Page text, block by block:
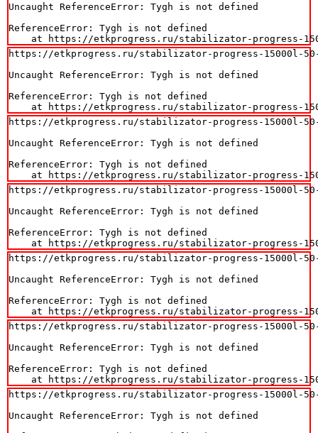
Uncaught ReferenceError: Tygh is not defined
ReferenceError: Tygh is not defined
at https://etkprogress.ru/stabilizator-progress-
https://etkprogress.ru/stabilizator-progress-15000l-50-
Uncaught ReferenceError: Tygh is not defined
ReferenceError: Tygh is not defined
at https://etkprogress.ru/stabilizator-progress-
https://etkprogress.ru/stabilizator-progress-15000l-50-
Uncaught ReferenceError: Tygh is not defined
ReferenceError: Tygh is not defined
at https://etkprogress.ru/stabilizator-progress-
https://etkprogress.ru/stabilizator-progress-15000l-50-
Uncaught ReferenceError: Tygh is not defined
ReferenceError: Tygh is not defined
at https://etkprogress.ru/stabilizator-progress-
https://etkprogress.ru/stabilizator-progress-15000l-50-
Uncaught ReferenceError: Tygh is not defined
ReferenceError: Tygh is not defined
at https://etkprogress.ru/stabilizator-progress-
https://etkprogress.ru/stabilizator-progress-15000l-50-
Uncaught ReferenceError: Tygh is not defined
ReferenceError: Tygh is not defined
at https://etkprogress.ru/stabilizator-progress-
https://etkprogress.ru/stabilizator-progress-15000l-50-
Uncaught ReferenceError: Tygh is not defined